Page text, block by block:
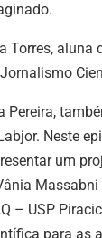
Torres, aluna
Pereira,
Neste
um
Massabni
– USP
para as